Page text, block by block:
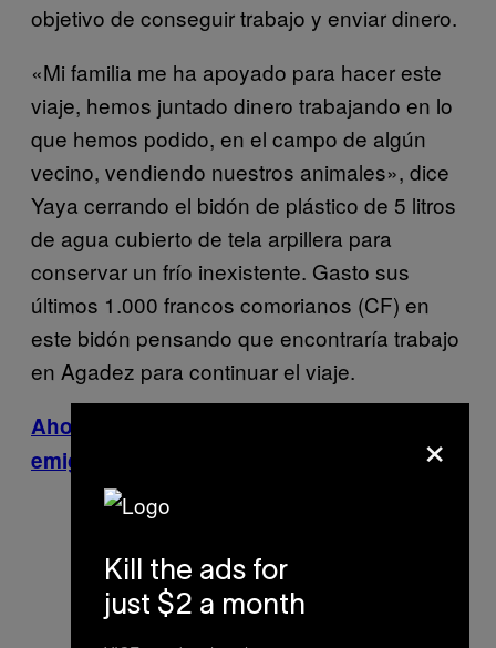
objetivo de conseguir trabajo y enviar dinero.
«Mi familia me ha apoyado para hacer este
viaje, hemos juntado dinero trabajando en lo
que hemos podido, en el campo de algún
vecino, vendiendo nuestros animales», dice
Yaya cerrando el bidón de plástico de 5 litros
de agua cubierto de tela arpillera para
conservar un frío inexistente. Gasto sus
últimos 1.000 francos comorianos (CF) en
este bidón pensando que encontraría trabajo
en Agadez para continuar el viaje.
Ahogarse por la libertad: las cárceles para
emigrantes de Libia (parte 1). Ver aquí.
Bidón de agua de Yaya Ndonky
Soumané, 24 años. La guerra ha
×
Kill the ads for
just $2 a month